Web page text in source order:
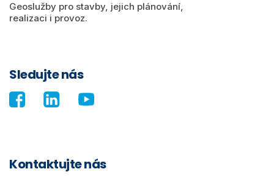
Geoslužby pro stavby, jejich plánování,
realizaci i provoz.
Sledujte nás
Kontaktujte nás